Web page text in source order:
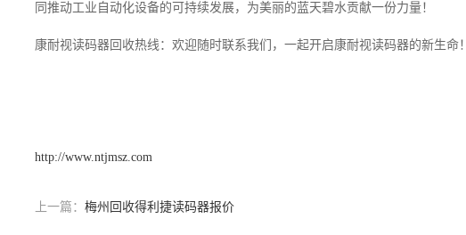
同推动工业自动化设备的可持续发展，为美丽的蓝天碧水贡献一份力量！
康耐视读码器回收热线：欢迎随时联系我们，一起开启康耐视读码器的新生命！
http://www.ntjmsz.com
上一篇： 梅州回收得利捷读码器报价